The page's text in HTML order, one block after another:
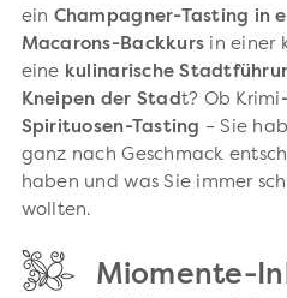
ein Champagner-Tasting in
Macarons-Backkurs in einer
eine kulinarische
Kneipen der Stad t? Ob Krimi
Spirituosen-Tasting – Sie
ganz nach Geschmack
haben und was Sie immer
wollten.
Miomente-